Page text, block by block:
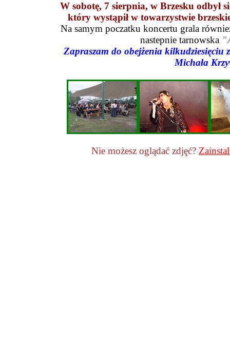
W sobotę, 7 sierpnia, w Brzesku odbył
który wystąpił w towarzystwie
Na samym poczatku koncertu grala
nastepnie tarnowska
Zapraszam do obejżenia kilkudziesięciu
Michała
Nie możesz oglądać zdjęć?